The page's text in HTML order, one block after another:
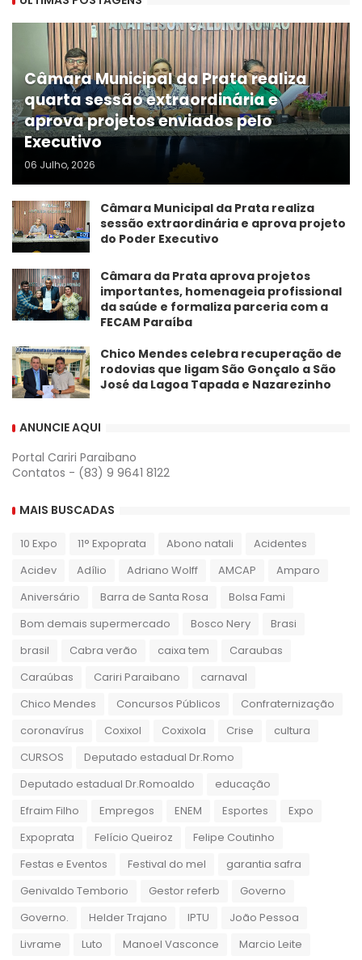
Câmara Municipal da Prata realiza
quarta sessão extraordinária e
aprova projetos enviados pelo
Executivo
06 Julho, 2026
Câmara Municipal da Prata realiza
sessão extraordinária e aprova projeto
do Poder Executivo
​Câmara da Prata aprova projetos
importantes, homenageia profissional
da saúde e formaliza parceria com a
FECAM Paraíba
Chico Mendes celebra recuperação de
rodovias que ligam São Gonçalo a São
José da Lagoa Tapada e Nazarezinho
ANUNCIE AQUI
Portal Cariri Paraibano
Contatos - (83) 9 9641 8122
MAIS BUSCADAS
10 Expo 11° Expoprata Abono natali
Acidentes
Acidev
Adílio Adriano Wolff AMCAP
Amparo
Aniversário
Barra de Santa Rosa
Bolsa Fami
Bom demais supermercado
Bosco Nery
Brasi
brasil
Cabra verão caixa tem
Caraubas
Caraúbas
Cariri Paraibano
carnaval
Chico Mendes
Concursos Públicos
Confraternização
coronavírus
Coxixol Coxixola Crise
cultura
CURSOS
Deputado estadual Dr.Romo
Deputado estadual Dr.Romoaldo
educação
Efraim Filho
Empregos ENEM Esportes
Expo
Expoprata
Felício Queiroz
Felipe Coutinho
Festas e Eventos
Festival do mel
garantia safra
Genivaldo Temborio
Gestor referb
Governo
Governo.
Helder Trajano IPTU
João Pessoa
Livrame
Luto Manoel Vasconce
Marcio Leite